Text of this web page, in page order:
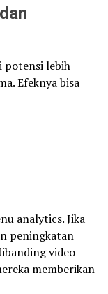
potensi lebih
Efeknya bisa
analytics. Jika
peningkatan
video
memberikan